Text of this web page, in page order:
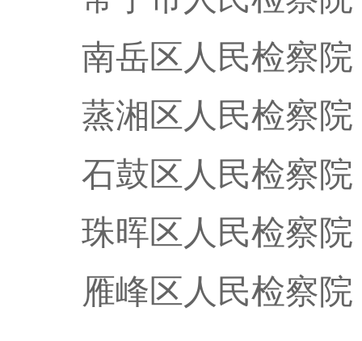
南岳区人民检察院
蒸湘区人民检察院
石鼓区人民检察院
珠晖区人民检察院
雁峰区人民检察院